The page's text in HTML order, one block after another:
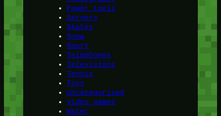
Power tools
Servers
Skates
Snow
Sport
Telephones
Televisions
Tennis
Toys
Uncategorised
Video games
Water